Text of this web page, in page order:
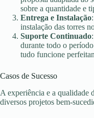
sobre a quantidade e
Entrega e Instalação
instalação das torres
Suporte Continuado
durante todo o
tudo funcione
Casos de Sucesso
A experiência e a qualidade
diversos projetos bem-